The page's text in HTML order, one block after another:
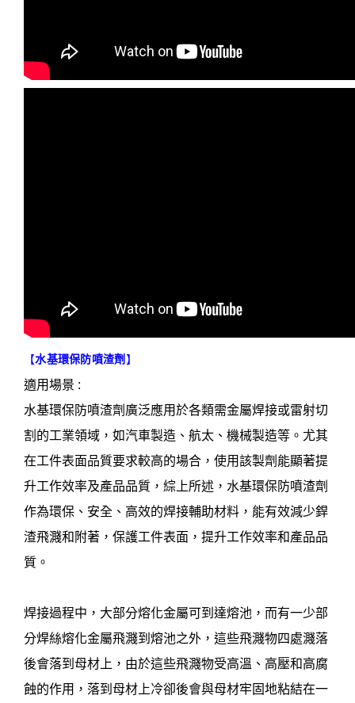
【水基環保防噴渣劑】
適用場景 :
水基環保防噴渣劑廣泛應用於各類需金屬焊接或雷射切
割的工業領域，如汽車製造、航太、機械製造等。尤其
在工件表面品質要求較高的場合，使用該製劑能顯著提
升工作效率及產品品質，綜上所述，水基環保防噴渣劑
作為環保、安全、高效的焊接輔助材料，能有效減少銲
渣飛濺和附著，保護工件表面，提升工作效率和產品品
質。
焊接過程中，大部分熔化金屬可到達熔池，而有一少部
分焊絲熔化金屬飛濺到熔池之外，這些飛濺物四處濺落
後會落到母材上，由於這些飛濺物受高溫、高壓和高腐
蝕的作用，落到母材上冷卻後會與母材牢固地粘結在一